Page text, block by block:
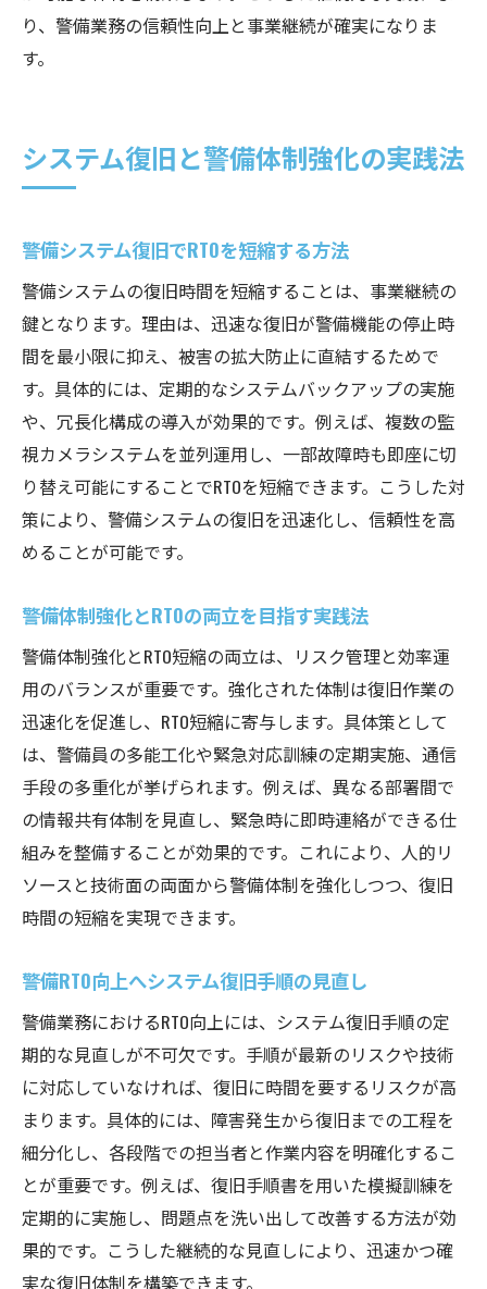
り、警備業務の信頼性向上と事業継続が確実になりま
す。
システム復旧と警備体制強化の実践法
警備システム復旧でRTOを短縮する方法
警備システムの復旧時間を短縮することは、事業継続の
鍵となります。理由は、迅速な復旧が警備機能の停止時
間を最小限に抑え、被害の拡大防止に直結するためで
す。具体的には、定期的なシステムバックアップの実施
や、冗長化構成の導入が効果的です。例えば、複数の監
視カメラシステムを並列運用し、一部故障時も即座に切
り替え可能にすることでRTOを短縮できます。こうした対
策により、警備システムの復旧を迅速化し、信頼性を高
めることが可能です。
警備体制強化とRTOの両立を目指す実践法
警備体制強化とRTO短縮の両立は、リスク管理と効率運
用のバランスが重要です。強化された体制は復旧作業の
迅速化を促進し、RTO短縮に寄与します。具体策として
は、警備員の多能工化や緊急対応訓練の定期実施、通信
手段の多重化が挙げられます。例えば、異なる部署間で
の情報共有体制を見直し、緊急時に即時連絡ができる仕
組みを整備することが効果的です。これにより、人的リ
ソースと技術面の両面から警備体制を強化しつつ、復旧
時間の短縮を実現できます。
警備RTO向上へシステム復旧手順の見直し
警備業務におけるRTO向上には、システム復旧手順の定
期的な見直しが不可欠です。手順が最新のリスクや技術
に対応していなければ、復旧に時間を要するリスクが高
まります。具体的には、障害発生から復旧までの工程を
細分化し、各段階での担当者と作業内容を明確化するこ
とが重要です。例えば、復旧手順書を用いた模擬訓練を
定期的に実施し、問題点を洗い出して改善する方法が効
果的です。こうした継続的な見直しにより、迅速かつ確
実な復旧体制を構築できます。